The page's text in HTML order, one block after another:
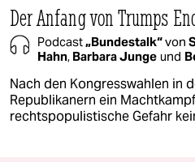
Der Anfang von Trumps
Podcast„Bundestalk“von
Hahn, Barbara Junge und
Nach den Kongresswahlen in
Republikanern ein
rechtspopulistische Gefahr